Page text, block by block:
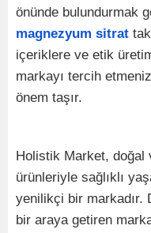
önünde bulundurmak
magnezyum sitrat
içeriklere ve etik
markayı tercih
önem taşır.
Holistik Market, doğal
ürünleriyle sağlıklı
yenilikçi bir markadır.
bir araya getiren